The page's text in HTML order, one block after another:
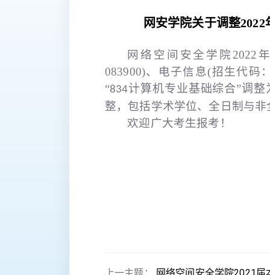
网安学院关于调整2022
网络空间安全学院2022
083900)、电子信息(招生代码
“834计算机专业基础综合”调整
整，包括学术学位、全日制与
欢迎广大考生报考！
上一主题：
网络空间安全学院2021